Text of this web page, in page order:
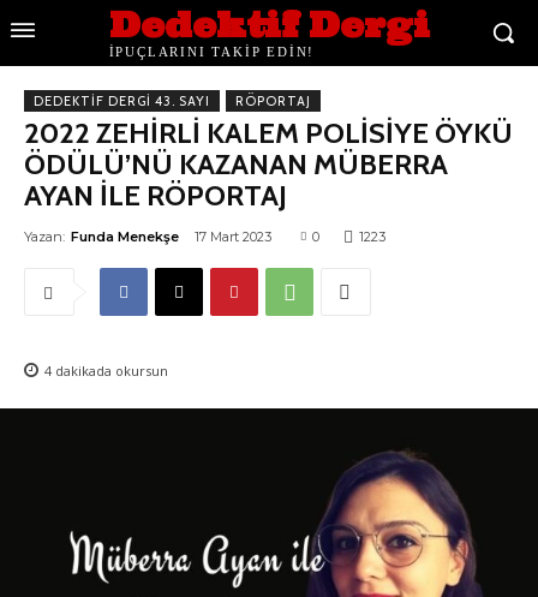
Dedektif Dergi
İPUÇLARINI TAKİP EDİN!
DEDEKTIF DERGI 43. SAYI RÖPORTAJ
2022 ZEHİRLİ KALEM POLİSİYE ÖYKÜ
ÖDÜLÜ’NÜ KAZANAN MÜBERRA
AYAN İLE RÖPORTAJ
Yazan: Funda Menekşe 17 Mart 2023 0 1223
4 dakikada okursun